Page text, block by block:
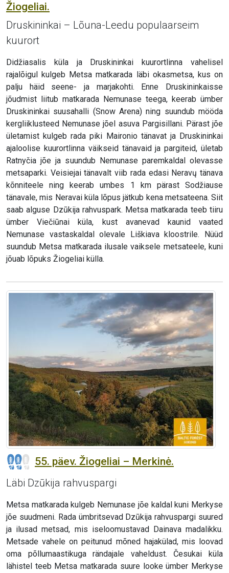
Žiogeliai.
Druskininkai – Lõuna-Leedu populaarseim
kuurort
Didžiasalis küla ja Druskininkai kuurortlinna vahelisel
rajalõigul kulgeb Metsa matkarada läbi okasmetsa, kus on
palju häid seene- ja marjakohti. Enne Druskininkaisse
jõudmist liitub matkarada Nemunase teega, keerab ümber
Druskininkai suusahalli (Snow Arena) ning suundub mööda
kergliiklusteed Nemunase jõel asuva Pargisillani. Pärast jõe
ületamist kulgeb rada piki Maironio tänavat ja Druskininkai
ajaloolise kuurortlinna väikseid tänavaid ja pargiteid, ületab
Ratnyčia jõe ja suundub Nemunase paremkaldal olevasse
metsaparki. Veisiejai tänavalt viib rada edasi Neravų tänava
kõnniteele ning keerab umbes 1 km pärast Sodžiause
tänavale, mis Neravai küla lõpus jätkub kena metsateena. Siit
saab alguse Dzūkija rahvuspark. Metsa matkarada teeb tiiru
ümber Viečiūnai küla, kust avanevad kaunid vaated
Nemunase vastaskaldal olevale Liškiava kloostrile. Nüüd
suundub Metsa matkarada ilusale vaiksele metsateele, kuni
jõuab lõpuks Žiogeliai külla.
55. päev. Žiogeliai – Merkinė.
Läbi Dzūkija rahvuspargi
Metsa matkarada kulgeb Nemunase jõe kaldal kuni Merkyse
jõe suudmeni. Rada ümbritsevad Dzūkija rahvuspargi suured
ja ilusad metsad, mis iseloomustavad Dainava madalikku.
Metsade vahele on peitunud mõned hajakülad, mis loovad
oma põllumaastikuga rändajale vaheldust. Česukai küla
lähistel teeb Metsa matkarada suure looke ümber Merkyse